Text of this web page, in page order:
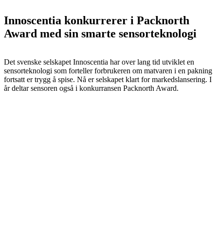
Innoscentia konkurrerer i Packnorth
Award med sin smarte sensorteknologi
Det svenske selskapet Innoscentia har over lang tid utviklet en
sensorteknologi som forteller forbrukeren om matvaren i en pakning
fortsatt er trygg å spise. Nå er selskapet klart for markedslansering. I
år deltar sensoren også i konkurransen Packnorth Award.